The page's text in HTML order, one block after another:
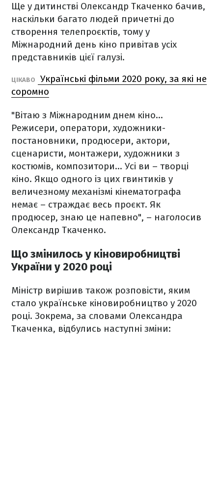
Ще у дитинстві Олександр Ткаченко бачив,
наскільки багато людей причетні до
створення телепроєктів, тому у
Міжнародний день кіно привітав усіх
представників цієї галузі.
ЦІКАВО
Українські фільми 2020 року, за які не
соромно
"Вітаю з Міжнародним днем кіно…
Режисери, оператори, художники-
постановники, продюсери, актори,
сценаристи, монтажери, художники з
костюмів, композитори… Усі ви – творці
кіно. Якщо одного із цих гвинтиків у
величезному механізмі кінематографа
немає – страждає весь проєкт. Як
продюсер, знаю це напевно", – наголосив
Олександр Ткаченко.
Що змінилось у кіновиробництві
України у 2020 році
Міністр вирішив також розповісти, яким
стало українське кіновиробництво у 2020
році. Зокрема, за словами Олександра
Ткаченка, відбулись наступні зміни: